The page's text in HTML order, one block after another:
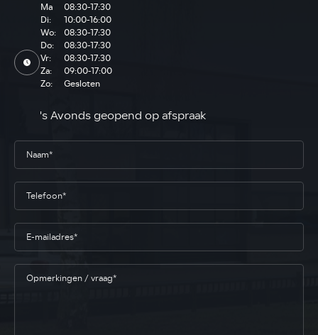
Ma
08:30-17:30
Di:
10:00-16:00
Wo:
08:30-17:30
Do:
08:30-17:30
Vr:
08:30-17:30
Za:
09:00-17:00
Zo:
Gesloten
's Avonds geopend op afspraak